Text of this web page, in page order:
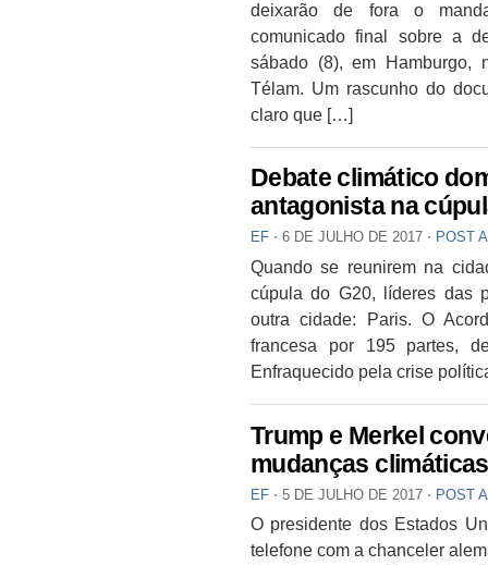
deixarão de fora o
comunicado final sobre a
sábado (8), em
Télam. Um rascunho do
claro que […]
Debate climático
antagonista na
EF ⋅ 6 DE JULHO DE 2017 ⋅ POST
Quando se reunirem na
cúpula do G20, líderes das
outra cidade: Paris. O
francesa por 195 partes,
Enfraquecido pela crise
Trump e Merkel
mudanças
EF ⋅ 5 DE JULHO DE 2017 ⋅ POST
O presidente dos Estados
telefone com a chanceler